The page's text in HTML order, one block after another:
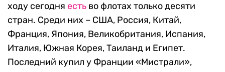
ходу сегодня есть во флотах только десяти
стран. Среди них – США, Россия, Китай,
Франция, Япония, Великобритания, Испания,
Италия, Южная Корея, Таиланд и Египет.
Последний купил у Франции «Мистрали»,